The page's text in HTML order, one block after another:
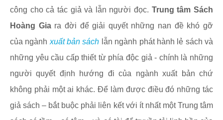
công cho cả tác giả và lẫn người đọc. Trung tâm Sách
Hoàng Giara đời để giải quyết những nan đề khó gỡ
của ngành xuất bản sách lẫn ngành phát hành lẻ sách và
những yêu cầu cấp thiết từ phía độc giả - chính là những
người quyết định hướng đi của ngành xuất bản chứ
không phải một ai khác. Để làm được điều đó những tác
giả sách – bắt buộc phải liên kết với ít nhất một Trung tâm